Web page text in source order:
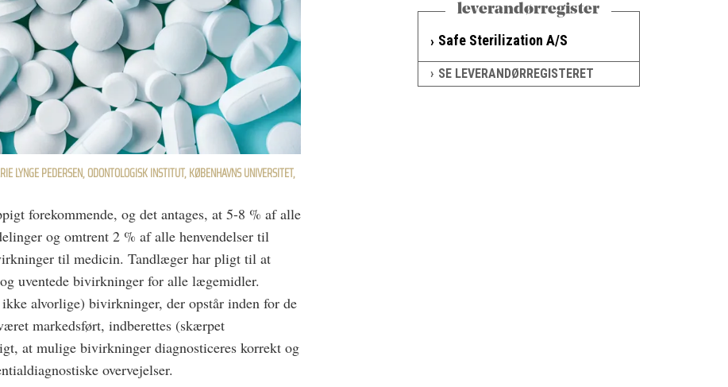
LYNGE PEDERSEN, ODONTOLOGISK INSTITUT, KØBENHAVNS UNIVERSITET,
forekommende, og det antages, at 5-8 % af alle
og omtrent 2 % af alle henvendelser til
til medicin. Tandlæger har pligt til at
uventede bivirkninger for alle lægemidler.
alvorlige) bivirkninger, der opstår inden for de
markedsført, indberettes (skærpet
at mulige bivirkninger diagnosticeres korrekt og
overvejelser.
leverandørregister
Safe Sterilization A/S
SE LEVERANDØRREGISTERET